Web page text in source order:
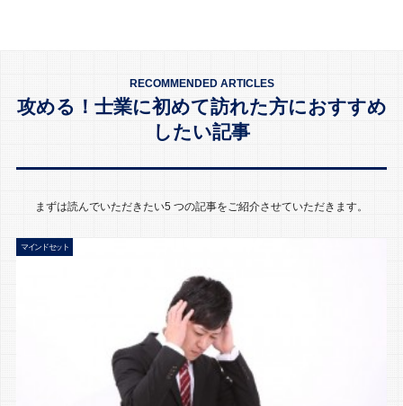
RECOMMENDED ARTICLES
攻める！士業に初めて訪れた方におすすめ
したい記事
まずは読んでいただきたい5 つの記事をご紹介させていただきます。
マインドセット